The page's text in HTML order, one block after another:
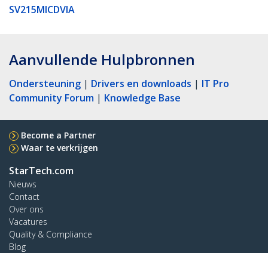
SV215MICDVIA
Aanvullende Hulpbronnen
Ondersteuning | Drivers en downloads | IT Pro
Community Forum | Knowledge Base
Become a Partner
Waar te verkrijgen
StarTech.com
Nieuws
Contact
Over ons
Vacatures
Quality & Compliance
Blog